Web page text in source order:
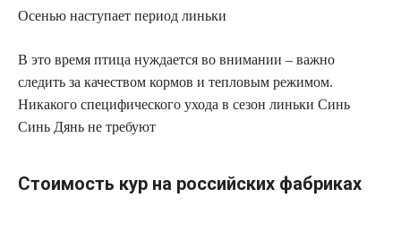
Осенью наступает период линьки
В это время птица нуждается во внимании – важно
следить за качеством кормов и тепловым режимом.
Никакого специфического ухода в сезон линьки Синь
Синь Дянь не требуют
Стоимость кур на российских фабриках